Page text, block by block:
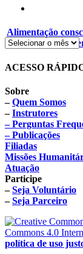
Alimentação
novos hábitos e
ACESSO
Sobre
–Quem Somos
–Instrutores
– Perguntas
– Publicações
Filiadas
Missões
Atuação
Participe
–Seja Voluntário
–Seja Parceiro
Commons 4.0
política de uso